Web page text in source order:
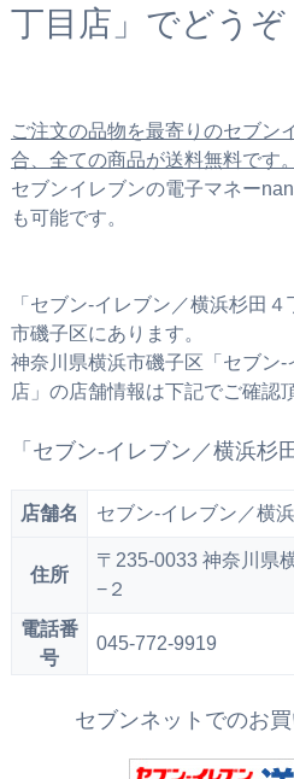
丁目店」でどうぞ
ご注文の品物を最寄りのセブン
合、全ての商品が送料無料です。
セブンイレブンの電子マネー
も可能です。
「セブン‐イレブン／横浜杉田
市磯子区にあります。
神奈川県横浜市磯子区「セブン
店」の店舗情報は下記でご確認
「セブン‐イレブン／横浜杉
店舗名 セブン‐イレブン／横
住所
〒235-0033 神奈川県
−２
電話番
号
045-772-9919
セブンネットでのお